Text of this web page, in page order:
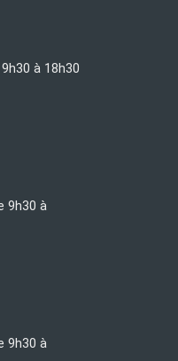
à 18h30
9h30 à
9h30 à